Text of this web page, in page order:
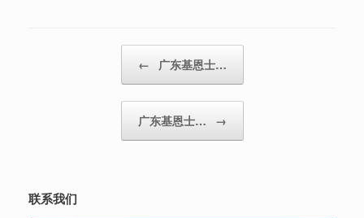
← 广东基恩士…
广东基恩士… →
联系我们